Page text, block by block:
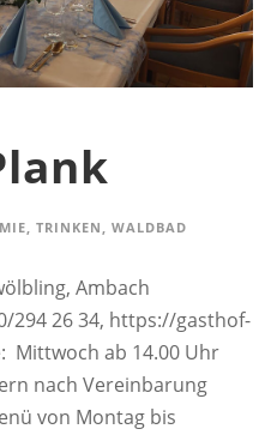
, TRINKEN , WALDBAD
Ambach
294 26 34, https://gasthof-
Mittwoch ab 14.00 Uhr
nach Vereinbarung
von Montag bis